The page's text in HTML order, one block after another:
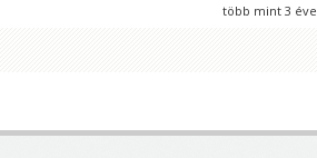
több mint 3 éve